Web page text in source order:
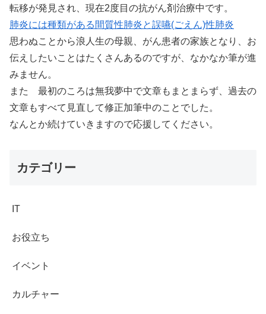
転移が発見され、現在2度目の抗がん剤治療中です。
肺炎には種類がある間質性肺炎と誤嚥(ごえん)性肺炎
思わぬことから浪人生の母親、がん患者の家族となり、お
伝えしたいことはたくさんあるのですが、なかなか筆が進
みません。
また 最初のころは無我夢中で文章もまとまらず、過去の
文章もすべて見直して修正加筆中のことでした。
なんとか続けていきますので応援してください。
カテゴリー
IT
お役立ち
イベント
カルチャー